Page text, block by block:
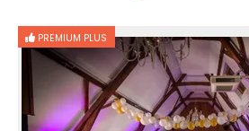
PREMIUM PLUS